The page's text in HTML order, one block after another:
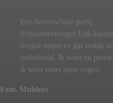
Een betrouwbare partij.
Schoorsteenveger Erik
werkte netjes en gaf eerlijk
onderhoud. Ik weet nu
ik weer moet laten vegen.
Fam. Mulders